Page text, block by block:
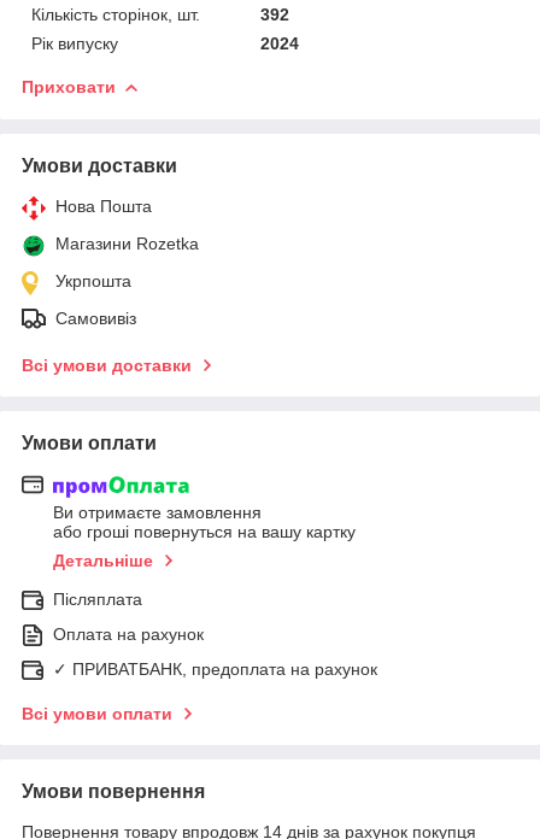
Кількість сторінок, шт.
392
Рік випуску
2024
Приховати
Умови доставки
Нова Пошта
Магазини Rozetka
Укрпошта
Самовивіз
Всі умови доставки
Умови оплати
Ви отримаєте замовлення
або гроші повернуться на вашу картку
Детальніше
Післяплата
Оплата на рахунок
✓ ПРИВАТБАНК, предоплата на рахунок
Всі умови оплати
Умови повернення
Повернення товару впродовж 14 днів за рахунок покупця